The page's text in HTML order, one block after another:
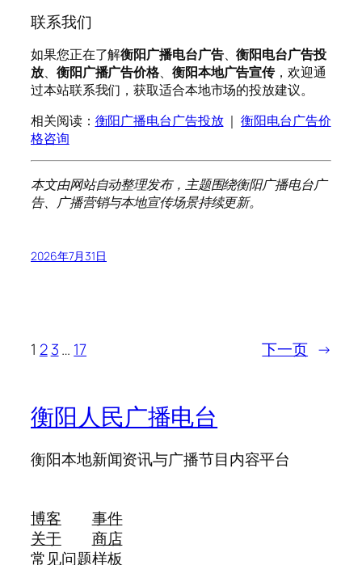
联系我们
如果您正在了解衡阳广播电台广告、衡阳电台广告投
放、 衡阳广播广告价格、 衡阳本地广告宣传，欢迎通
过本站联系我们，获取适合本地市场的投放建议。
相关阅读： 衡阳广播电台广告投放｜衡阳电台广告价
格咨询
本文由网站自动整理发布，主题围绕衡阳广播电台广
告、广播营销与本地宣传场景持续更新。
2026年7月31日
1 2 3… 17 下一页 →
衡阳人民广播电台
衡阳本地新闻资讯与广播节目内容平台
博客
关于
常见问题
事件
商店
样板